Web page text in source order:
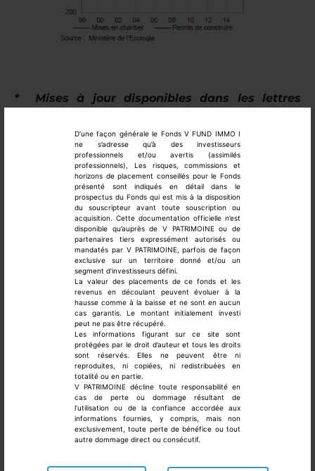
D’une façon générale le Fonds V FUND IMMO I
ne s’adresse qu’à des investisseurs
professionnels et/ou avertis (assimilés
professionnels), Les risques, commissions et
horizons de placement conseillés pour le Fonds
présenté sont indiqués en détail dans le
prospectus du Fonds qui est mis à la disposition
du souscripteur avant toute souscription ou
acquisition. Cette documentation officielle n’est
disponible qu’auprès de V PATRIMOINE ou de
partenaires tiers expressément autorisés ou
mandatés par V PATRIMOINE, parfois de façon
exclusive sur un territoire donné et/ou un
segment d’investisseurs défini.
La valeur des placements de ce fonds et les
revenus en découlant peuvent évoluer à la
hausse comme à la baisse et ne sont en aucun
cas garantis. Le montant initialement investi
peut ne pas être récupéré.
Les informations figurant sur ce site sont
protégées par le droit d’auteur et tous les droits
sont réservés. Elles ne peuvent être ni
reproduites, ni copiées, ni redistribuées en
totalité ou en partie.
V PATRIMOINE décline toute responsabilité en
cas de perte ou dommage résultant de
l’utilisation ou de la confiance accordée aux
informations fournies, y compris, mais non
exclusivement, toute perte de bénéfice ou tout
autre dommage direct ou consécutif.
* Mises à jour disponibles dans les lettres
Parallèlement, on observe depuis 2015 une
inversion de tendance de volumes des mises en
chantier et des permis de construire.
La structure des crédits habitat pour l’année 2015
illustre une situation confirmant un accès difficile à
la propriété ; marquée par une hausse des rachats
de crédits et un recul des nouveaux crédits
immobiliers et des investissements locatifs. Selon
les estimations des notaires de France, 800 000
transactions immobilières ont été signées au cours
de l’année 2015, avec un montant moyen de
transaction d’environ 220 000 €.